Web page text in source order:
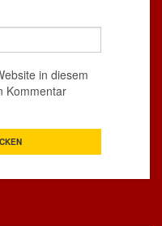
in diesem
Kommentar